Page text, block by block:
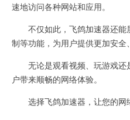
速地访问各种网站和应用。
不仅如此，飞鸽加速器还能
制等功能，为用户提供更加安全
无论是观看视频、玩游戏还
户带来顺畅的网络体验。
选择飞鸽加速器，让您的网